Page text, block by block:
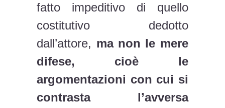
fatto impeditivo di quello
costitutivo dedotto
dall’attore, ma non le mere
difese, cioè le
argomentazioni con cui si
contrasta l’avversa